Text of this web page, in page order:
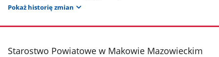
Pokaż historię zmian
stopka
Starostwo Powiatowe w Makowie Mazowieckim